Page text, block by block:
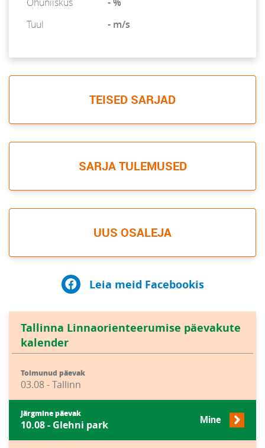
Tuul
- m/s
TEISED SARJAD
SARJA TULEMUSED
UUS OSALEJA
Leia meid Facebookis
Tallinna Linnaorienteerumise päevakute
kalender
Toimunud päevak
03.08 - Tallinn
Järgmine päevak
10.08 - Glehni park Mine